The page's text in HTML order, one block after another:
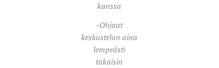
kanssa
-Ohjaat
keskustelun aina
lempeästi
takaisin